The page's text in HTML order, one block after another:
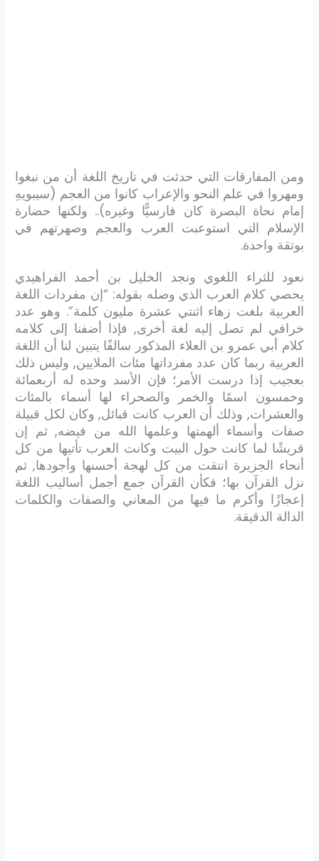
ومن المفارقات التي حدثت في تاريخ اللغة أن من نبغوا
ومهروا في علم النحو والإعراب كانوا من العجم (سيبويهِ
إمام نحاة البصرة كان فارسيًّا وغيره).. ولكنها حضارة
الإسلام التي استوعبت العرب والعجم وصهرتهم في
بوتقة واحدة.
نعود للثراء اللغوي ونجد الخليل بن أحمد الفراهيدي
يحصي كلام العرب الذي وصله بقوله: “إن مفردات اللغة
العربية بلغت زهاء اثنتي عشرة مليون كلمة”. وهو عدد
خرافي لم تصل إليه لغة أخرى, فإذا أضفنا إلى كلامه
كلام أبي عمرو بن العلاء المذكور سالفًا يتبين لنا أن اللغة
العربية ربما كان عدد مفرداتها مئات الملايين, وليس ذلك
بعجيب إذا درست الأمر؛ فإن الأسد وحده له أربعمائة
وخمسون اسمًا والخمر والصحراء لها أسماء بالمئات
والعشرات, وذلك أن العرب كانت قبائل, وكان لكل قبيلة
صفات وأسماء ألهمتها وعلمها الله من فيضه, ثم إن
قريشًا لما كانت حول البيت وكانت العرب تأتيها من كل
أنحاء الجزيرة انتقت من كل لهجة أحسنها وأجودها, ثم
نزل القرآن بها؛ فكأن القرآن جمع أجمل أساليب اللغة
إعجازًا وأكرم ما فيها من المعاني والصفات والكلمات
الدالة الدقيقة.